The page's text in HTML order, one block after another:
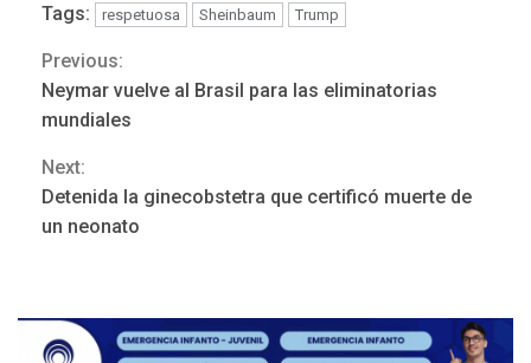
Tags: respetuosa Sheinbaum Trump
Continue
Reading
Previous:
Neymar vuelve al Brasil para las eliminatorias
mundiales
Next:
Detenida la ginecobstetra que certificó muerte de
un neonato
ÚLTIMA HORA
REGIONALES ÚLTIMA HORA